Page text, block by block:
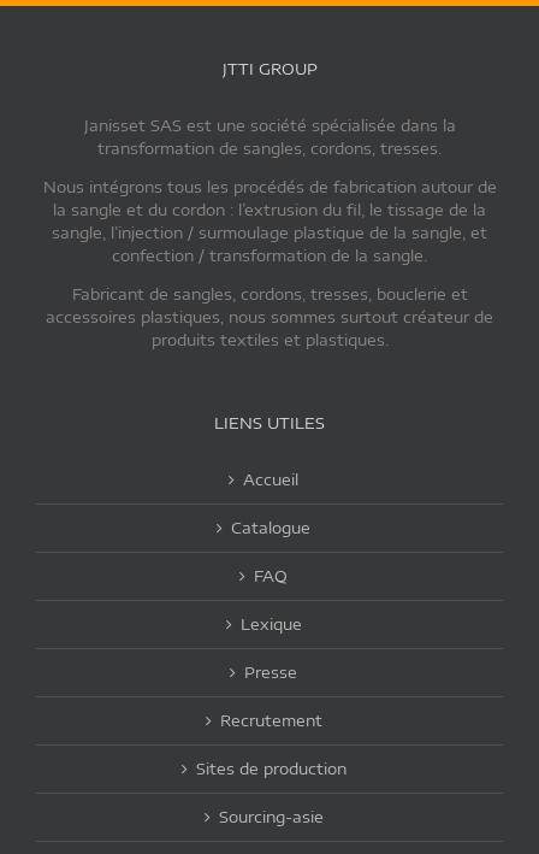
JTTI GROUP
Janisset SAS est une société spécialisée dans la
transformation de sangles, cordons, tresses.
Nous intégrons tous les procédés de fabrication autour de
la sangle et du cordon : l’extrusion du fil, le tissage de la
sangle, l’injection / surmoulage plastique de la sangle, et
confection / transformation de la sangle.
Fabricant de sangles, cordons, tresses, bouclerie et
accessoires plastiques, nous sommes surtout créateur de
produits textiles et plastiques.
LIENS UTILES
Accueil
Catalogue
FAQ
Lexique
Presse
Recrutement
Sites de production
Sourcing-asie